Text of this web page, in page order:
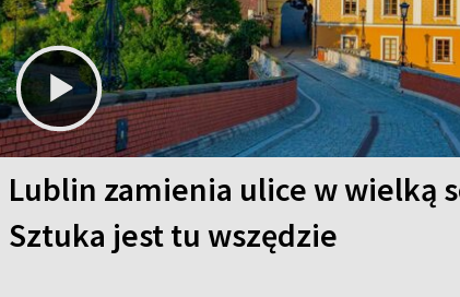
Lublin zamienia ulice w wielką
Sztuka jest tu wszędzie